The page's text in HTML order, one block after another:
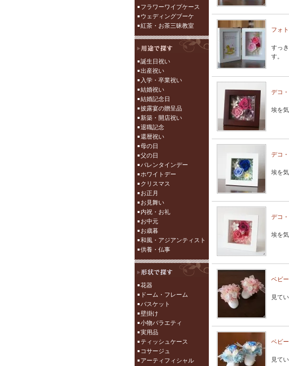
フラワーワイプケース
ウェディングブーケ
紅茶・お茶三昧教室
誕生日祝い
出産祝い
入学・卒業祝い
結婚祝い
結婚記念日
披露宴の贈呈品
新築・開店祝い
退職記念
還暦祝い
母の日
父の日
バレンタインデー
ホワイトデー
クリスマス
お正月
お見舞い
内祝・お礼
お中元
お歳暮
和風・アジアンティスト
供養・仏事
花器
ドーム・フレーム
バスケット
壁掛け
小物バラエティ
実用品
ティッシュケース
コサージュ
アーティフィシャル
フォ
すっ
す。
デコ
埃を
デコ
埃を
デコ
埃を
ベビ
見て
ベビ
見て